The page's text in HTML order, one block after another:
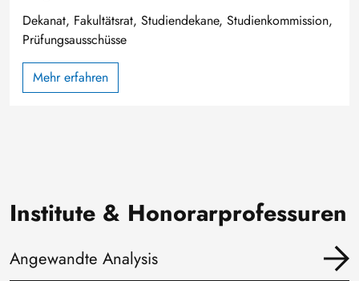
Dekanat, Fakultätsrat, Studiendekane, Studienkommission,
Prüfungsausschüsse
Mehr erfahren
Institute & Honorarprofessuren
Angewandte Analysis